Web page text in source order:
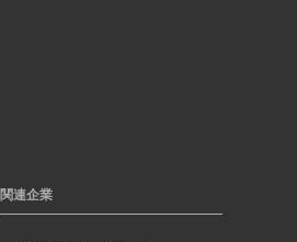
関連企業